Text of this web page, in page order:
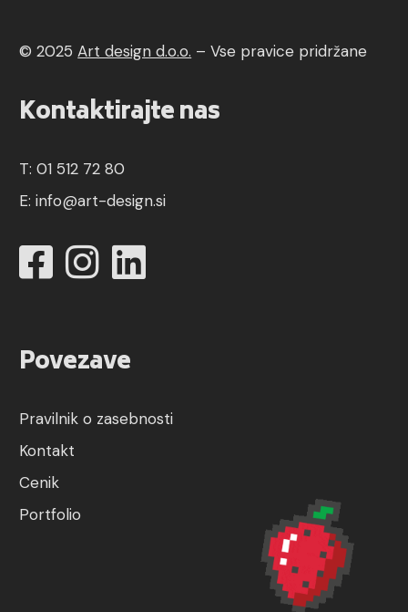
© 2025 Art design d.o.o. – Vse pravice pridržane
Kontaktirajte nas
T: 01 512 72 80
E:info@art-design.si
Povezave
Pravilnik o zasebnosti
Kontakt
Cenik
Portfolio